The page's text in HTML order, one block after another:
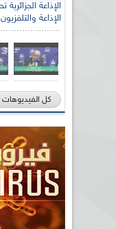
الإذاعة والتلفزيون
كل الفيديوهات